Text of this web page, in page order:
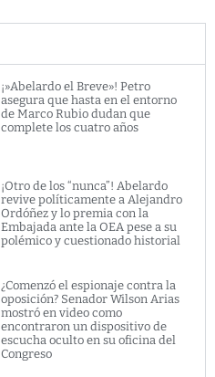
¡»Abelardo el Breve»! Petro
asegura que hasta en el entorno
de Marco Rubio dudan que
complete los cuatro años
¡Otro de los “nunca”! Abelardo
revive políticamente a Alejandro
Ordóñez y lo premia con la
Embajada ante la OEA pese a su
polémico y cuestionado historial
¿Comenzó el espionaje contra la
oposición? Senador Wilson Arias
mostró en video como
encontraron un dispositivo de
escucha oculto en su oficina del
Congreso